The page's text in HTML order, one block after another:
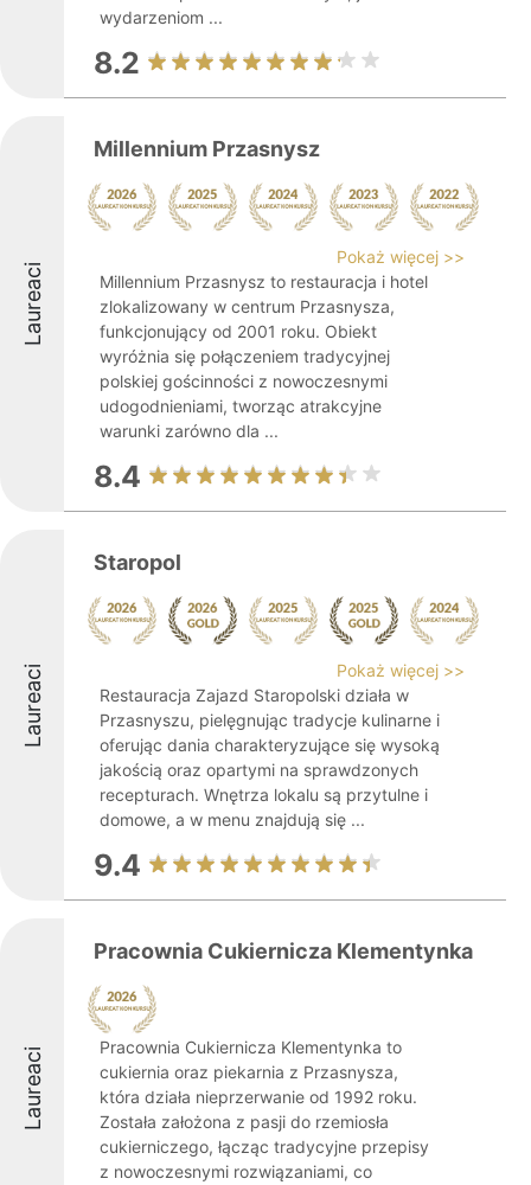
wydarzeniom ...
8.2
Laureaci
Millennium Przasnysz
Pokaż więcej >>
Millennium Przasnysz to restauracja i hotel
zlokalizowany w centrum Przasnysza,
funkcjonujący od 2001 roku. Obiekt
wyróżnia się połączeniem tradycyjnej
polskiej gościnności z nowoczesnymi
udogodnieniami, tworząc atrakcyjne
warunki zarówno dla ...
8.4
Laureaci
Staropol
Pokaż więcej >>
Restauracja Zajazd Staropolski działa w
Przasnyszu, pielęgnując tradycje kulinarne i
oferując dania charakteryzujące się wysoką
jakością oraz opartymi na sprawdzonych
recepturach. Wnętrza lokalu są przytulne i
domowe, a w menu znajdują się ...
9.4
Laureaci
Pracownia Cukiernicza Klementynka
Pracownia Cukiernicza Klementynka to
cukiernia oraz piekarnia z Przasnysza,
która działa nieprzerwanie od 1992 roku.
Została założona z pasji do rzemiosła
cukierniczego, łącząc tradycyjne przepisy
z nowoczesnymi rozwiązaniami, co